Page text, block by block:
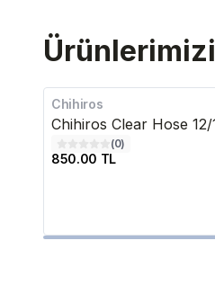
Chihiros
Chihiros Clear Hose
(0)
850.00 TL